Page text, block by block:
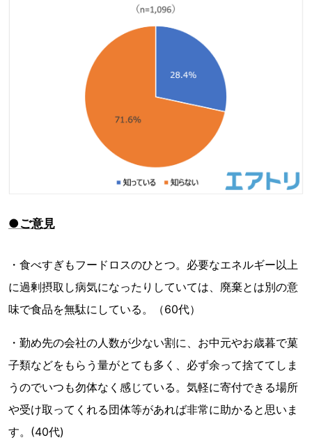
●ご意見
・食べすぎもフードロスのひとつ。必要なエネルギー以上
に過剰摂取し病気になったりしていては、廃棄とは別の意
味で食品を無駄にしている。（60代）
・勤め先の会社の人数が少ない割に、お中元やお歳暮で菓
子類などをもらう量がとても多く、必ず余って捨ててしま
うのでいつも勿体なく感じている。気軽に寄付できる場所
や受け取ってくれる団体等があれば非常に助かると思いま
す。(40代)